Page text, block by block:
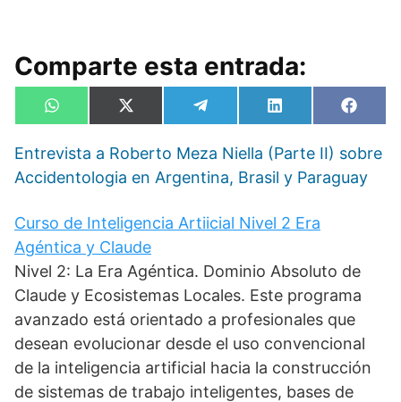
Comparte esta entrada:
Compartir
en
W
h
t
A
Compartir
en
X
(
w
t
r
)
Compartir
en
e
e
g
r
m
Compartir
en
L
i
k
d
n
en
F
a
e
o
Entrevista a Roberto Meza Niella (Parte II) sobre
Accidentologia en Argentina, Brasil y Paraguay
Curso de Inteligencia Artiicial Nivel 2 Era
Agéntica y Claude
Nivel 2: La Era Agéntica. Dominio Absoluto de
Claude y Ecosistemas Locales. Este programa
avanzado está orientado a profesionales que
desean evolucionar desde el uso convencional
de la inteligencia artificial hacia la construcción
de sistemas de trabajo inteligentes, bases de